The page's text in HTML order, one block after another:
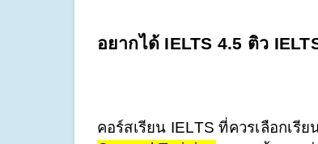
อยากได้ IELTS 4.5 ติว
คอร์สเรียน IELTS ที่ควรเลือกเรี